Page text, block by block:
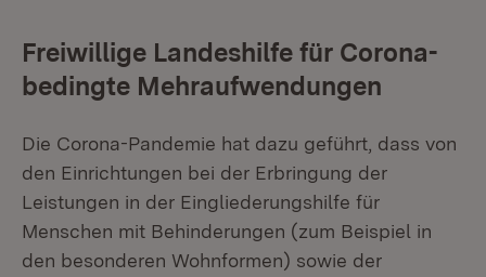
Freiwillige Landeshilfe für Corona-
bedingte Mehraufwendungen
Die Corona-Pandemie hat dazu geführt, dass von
den Einrichtungen bei der Erbringung der
Leistungen in der Eingliederungshilfe für
Menschen mit Behinderungen (zum Beispiel in
den besonderen Wohnformen) sowie der